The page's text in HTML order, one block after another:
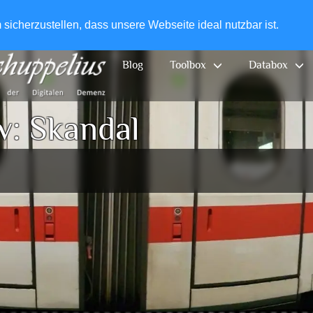
dass unsere Webseite ideal nutzbar ist.
Blog Toolbox Databox
Skandal